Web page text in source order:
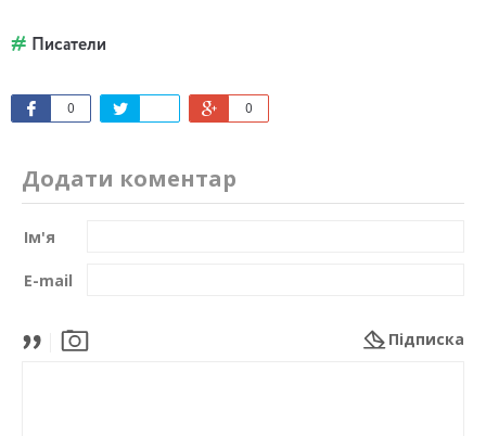
Писатели
0 0
Додати коментар
Ім'я
E-mail
Підписка